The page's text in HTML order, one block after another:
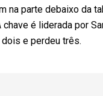
na parte debaixo da
é liderada por
e perdeu três.